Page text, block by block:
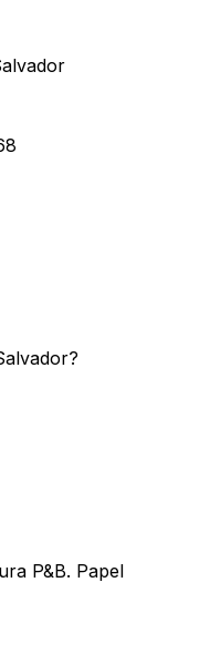
P&B. Papel